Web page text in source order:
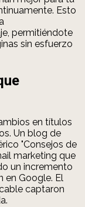
Esto
permitiéndote
sin esfuerzo
en títulos
Un blog de
"Consejos de
marketing que
un incremento
en Google. El
captaron